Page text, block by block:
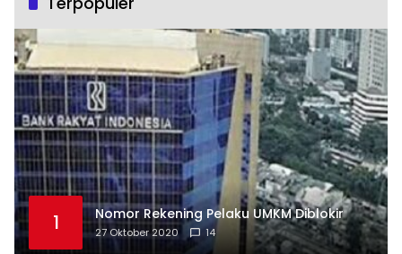
1 Nomor Rekening Pelaku UMKM Diblokir
27 Oktober 2020 14